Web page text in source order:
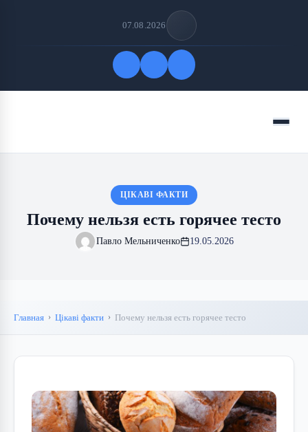
07.08.2026
Меню
ЦІКАВІ ФАКТИ
Почему нельзя есть горячее тесто
Павло Мельниченко 19.05.2026
Главная Цікаві факти Почему нельзя есть горячее тесто